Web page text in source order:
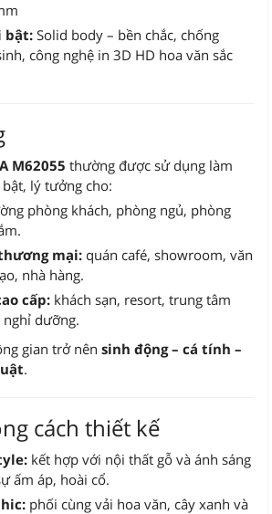
bật: Solid body – bền chắc, chống
công nghệ in 3D HD hoa văn sắc
M62055 thường được sử dụng làm
lý tưởng cho:
phòng khách, phòng ngủ, phòng
mại: quán café, showroom, văn
nhà hàng.
cấp: khách sạn, resort, trung tâm
dưỡng.
gian trở nên sinh động – cá tính –
.
cách thiết kế
kết hợp với nội thất gỗ và ánh sáng
ấm áp, hoài cổ.
phối cùng vải hoa văn, cây xanh và